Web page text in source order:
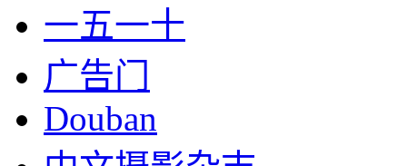
一五一十
广告门
Douban